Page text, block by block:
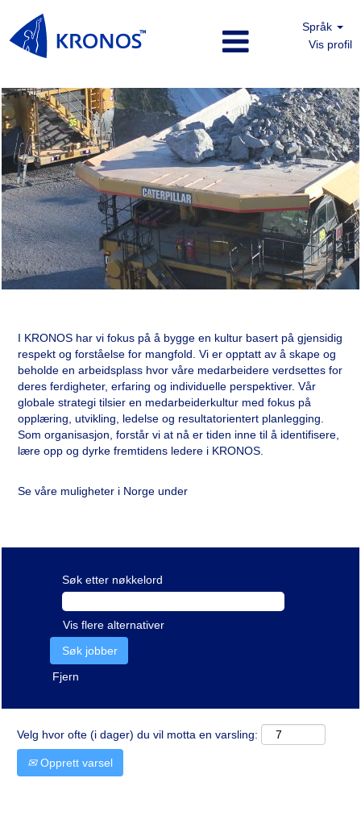
Språk
Vis profil
Titania
nb_NO
Norge
Titania
I KRONOS har vi fokus på å bygge en kultur basert på gjensidig
respekt og forståelse for mangfold. Vi er opptatt av å skape og
beholde en arbeidsplass hvor våre medarbeidere verdsettes for
deres ferdigheter, erfaring og individuelle perspektiver. Vår
globale strategi tilsier en medarbeiderkultur med fokus på
opplæring, utvikling, ledelse og resultatorientert planlegging.
Som organisasjon, forstår vi at nå er tiden inne til å identifisere,
lære opp og dyrke fremtidens ledere i KRONOS.
Se våre muligheter i Norge under
Søk etter nøkkelord
Vis flere alternativer
Fjern
Velg hvor ofte (i dager) du vil motta en varsling:
Opprett varsel